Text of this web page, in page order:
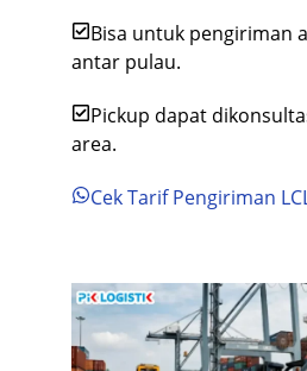
Bisa untuk pengiriman
antar pulau.
Pickup dapat
area.
Cek Tarif Pengiriman